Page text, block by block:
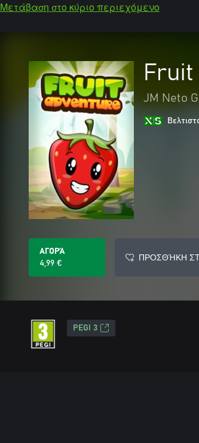
Μετάβαση στο κύριο περιεχόμενο
JM Neto
ΑΓΟΡΆ
4,99 €
ΠΡΟΣΘΉΚΗ
PEGI 3